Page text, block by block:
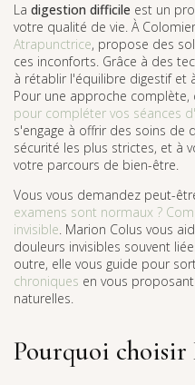
La digestion difficile est un
votre qualité de vie. À
Atrapunctrice, propose des
ces inconforts. Grâce à des
à rétablir l'équilibre digestif et
Pour une approche complète,
pour compléter vos séances
s'engage à offrir des soins de
sécurité les plus strictes, et à
votre parcours de bien-être.
Vous vous demandez peut-
examens sont normaux ?
invisible. Marion Colus vous
douleurs invisibles souvent
outre, elle vous guide pour
chroniques en vous
naturelles.
Pourquoi choisir